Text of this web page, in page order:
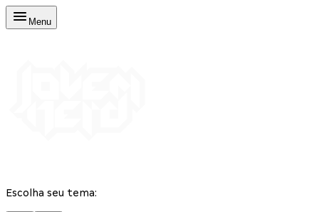
Menu
Escolha seu tema: